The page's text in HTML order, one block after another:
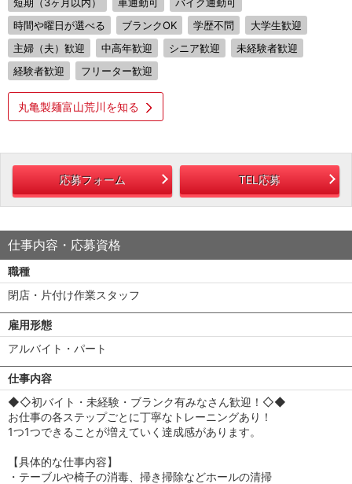
時間や曜日が選べる
ブランクOK 学歴不問
大学生歓迎
主婦（夫）歓迎
中高年歓迎 シニア歓迎
未経験者歓迎
経験者歓迎
フリーター歓迎
丸亀製麺富山荒川を知る
応募フォーム TEL応募
仕事内容・応募資格
職種
閉店・片付け作業スタッフ
雇用形態
アルバイト・パート
仕事内容
◆◇初バイト・未経験・ブランク有みなさん歓迎！◇◆
お仕事の各ステップごとに丁寧なトレーニングあり！
1つ1つできることが増えていく達成感があります。
【具体的な仕事内容】
・テーブルや椅子の消毒、掃き掃除などホールの清掃